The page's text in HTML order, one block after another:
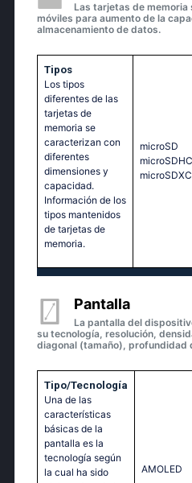
Las tarjetas de
móviles para aumento de la
almacenamiento de datos.
Tipos
Los tipos
diferentes de las
tarjetas de
memoria se
caracterizan con
diferentes
dimensiones y
capacidad.
Información de los
tipos mantenidos
de tarjetas de
memoria.
microSD
microSDHC
microSDXC
Pantalla
La pantalla del
su tecnología, resolución,
diagonal (tamaño), profundidad
Tipo/Tecnología
Una de las
características
básicas de la
pantalla es la
tecnología según
la cual ha sido
AMOLED